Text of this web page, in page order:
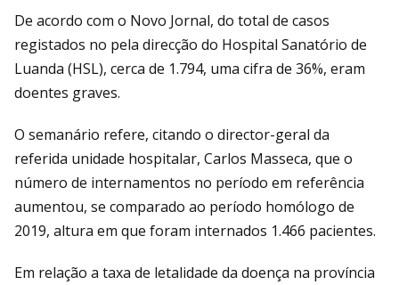
De acordo com o Novo Jornal, do total de casos
registados no pela direcção do Hospital Sanatório de
Luanda (HSL), cerca de 1.794, uma cifra de 36%, eram
doentes graves.
O semanário refere, citando o director-geral da
referida unidade hospitalar, Carlos Masseca, que o
número de internamentos no período em referência
aumentou, se comparado ao período homólogo de
2019, altura em que foram internados 1.466 pacientes.
Em relação a taxa de letalidade da doença na província